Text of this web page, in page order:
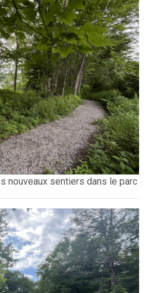
nouveaux sentiers dans le parc